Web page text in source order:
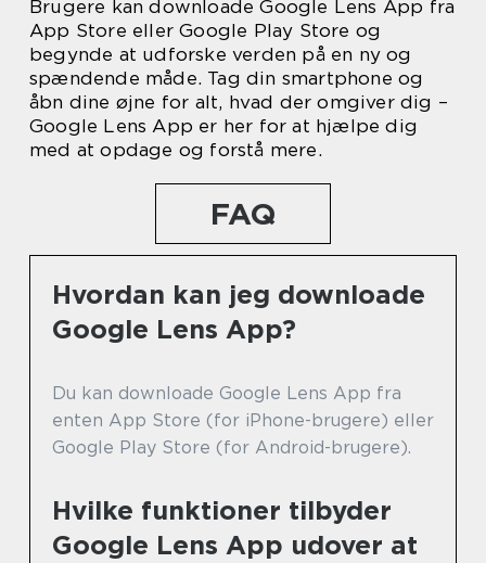
Brugere kan downloade Google Lens App fra
App Store eller Google Play Store og
begynde at udforske verden på en ny og
spændende måde. Tag din smartphone og
åbn dine øjne for alt, hvad der omgiver dig –
Google Lens App er her for at hjælpe dig
med at opdage og forstå mere.
FAQ
Hvordan kan jeg downloade
Google Lens App?
Du kan downloade Google Lens App fra
enten App Store (for iPhone-brugere) eller
Google Play Store (for Android-brugere).
Hvilke funktioner tilbyder
Google Lens App udover at